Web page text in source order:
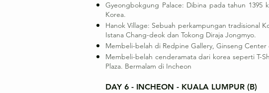
Gyeongbokgung Palace: Dibina pada tahun
Korea.
Hanok Village: Sebuah perkampungan tradisional
Istana Chang-deok dan Tokong Diraja Jongmyo.
Membeli-belah di Redpine Gallery, Ginseng
Membeli-belah cenderamata dari korea seperti T-
Plaza. Bermalam di Incheon
DAY 6 - INCHEON - KUALA LUMPUR (B)